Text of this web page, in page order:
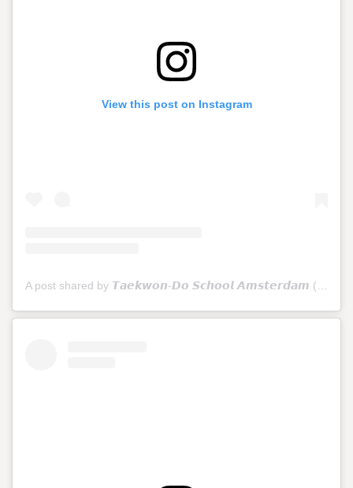
View this post on Instagram